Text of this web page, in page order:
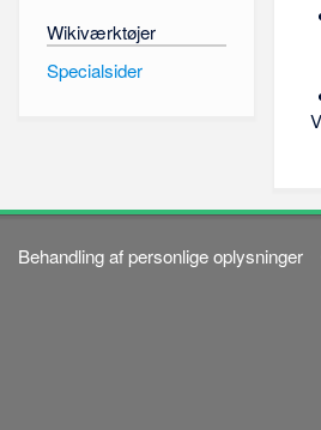
Wikiværktøjer
Specialsider
Behandling af personlige oplysninger